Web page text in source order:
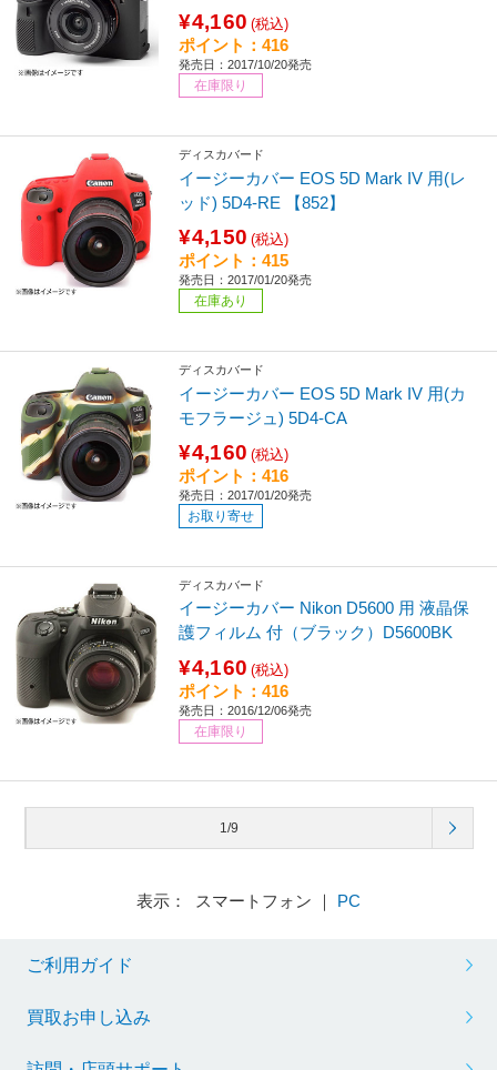
¥4,160 (税込)
ポイント：416
発売日：2017/10/20発売
在庫限り
ディスカバード
イージーカバー EOS 5D Mark IV 用(レ
ッド) 5D4-RE 【852】
¥4,150 (税込)
ポイント：415
発売日：2017/01/20発売
在庫あり
ディスカバード
イージーカバー EOS 5D Mark IV 用(カ
モフラージュ) 5D4-CA
¥4,160 (税込)
ポイント：416
発売日：2017/01/20発売
お取り寄せ
ディスカバード
イージーカバー Nikon D5600 用 液晶保
護フィルム 付（ブラック）D5600BK
¥4,160 (税込)
ポイント：416
発売日：2016/12/06発売
在庫限り
1/9
表示： スマートフォン ｜ PC
ご利用ガイド
買取お申し込み